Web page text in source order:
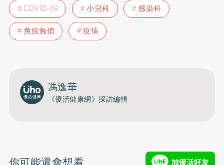
COVID-19
小兒科
感染科
免疫負債
疫情
馮逸華
《優活健康網》採訪編輯